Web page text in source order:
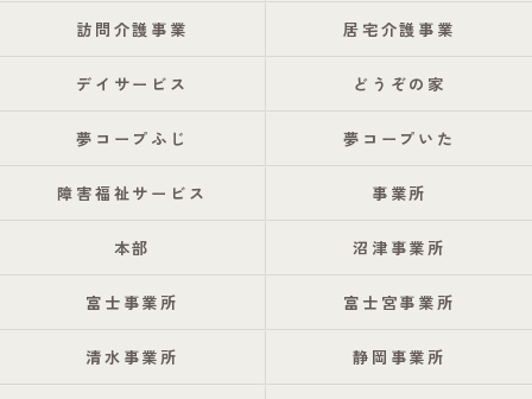
訪問介護事業 居宅介護事業
デイサービス どうぞの家
夢コープふじ 夢コープいた
障害福祉サービス 事業所
本部 沼津事業所
富士事業所 富士宮事業所
清水事業所 静岡事業所